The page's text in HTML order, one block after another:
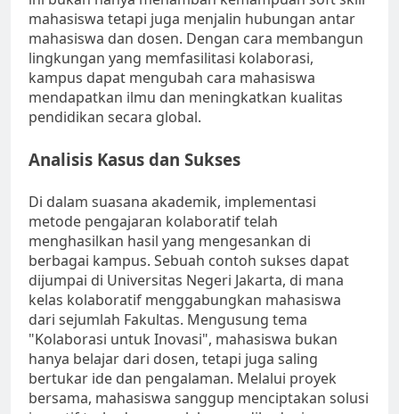
mahasiswa tetapi juga menjalin hubungan antar
mahasiswa dan dosen. Dengan cara membangun
lingkungan yang memfasilitasi kolaborasi,
kampus dapat mengubah cara mahasiswa
mendapatkan ilmu dan meningkatkan kualitas
pendidikan secara global.
Analisis Kasus dan Sukses
Di dalam suasana akademik, implementasi
metode pengajaran kolaboratif telah
menghasilkan hasil yang mengesankan di
berbagai kampus. Sebuah contoh sukses dapat
dijumpai di Universitas Negeri Jakarta, di mana
kelas kolaboratif menggabungkan mahasiswa
dari sejumlah Fakultas. Mengusung tema
"Kolaborasi untuk Inovasi", mahasiswa bukan
hanya belajar dari dosen, tetapi juga saling
bertukar ide dan pengalaman. Melalui proyek
bersama, mahasiswa sanggup menciptakan solusi